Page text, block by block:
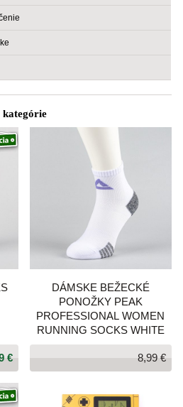
kategórie
€
DÁMSKE BEŽECKÉ
PONOŽKY PEAK
PROFESSIONAL WOMEN
RUNNING SOCKS WHITE
8,99 €